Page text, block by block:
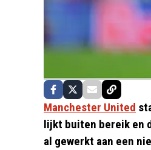
Manchester United
lijkt buiten bereik en
al gewerkt aan een